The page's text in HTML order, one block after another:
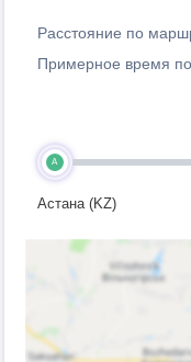
Расстояние по
Примерное время
A
Астана (KZ)